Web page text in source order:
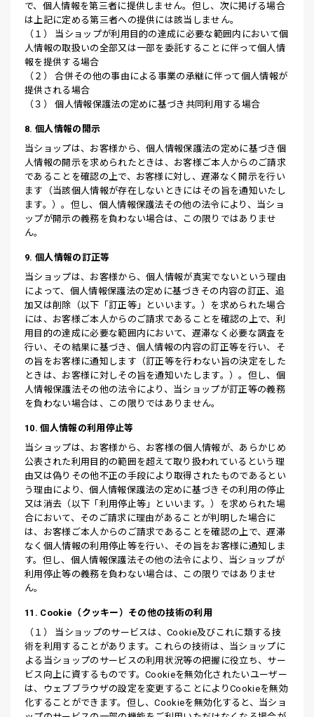
で、個人情報を第三者に提供しません。但し、次に掲げる場合
は上記に定める第三者への提供には該当しません。
（１） 当ショップが利用目的の達成に必要な範囲内において個
人情報の取扱いの全部又は一部を委託することに伴って個人情
報を提供する場合
（２） 合併その他の事由による事業の承継に伴って個人情報が
提供される場合
（３） 個人情報保護法の定めに基づき共同利用する場合
8. 個人情報の開示
当ショップは、お客様から、個人情報保護法の定めに基づき個
人情報の開示を求められたときは、お客様ご本人からのご請求
であることを確認の上で、お客様に対し、遅滞なく開示を行い
ます（当該個人情報が存在しないときにはその旨を通知いたし
ます。）。但し、個人情報保護法その他の法令により、当ショ
ップが開示の義務を負わない場合は、この限りではありませ
ん。
9. 個人情報の訂正等
当ショップは、お客様から、個人情報が真実でないという理由
によって、個人情報保護法の定めに基づきその内容の訂正、追
加又は削除（以下「訂正等」といいます。）を求められた場合
には、お客様ご本人からのご請求であることを確認の上で、利
用目的の達成に必要な範囲内において、遅滞なく必要な調査を
行い、その結果に基づき、個人情報の内容の訂正等を行い、そ
の旨をお客様に通知します（訂正等を行わない旨の決定をした
ときは、お客様に対しその旨を通知いたします。）。但し、個
人情報保護法その他の法令により、当ショップが訂正等の義務
を負わない場合は、この限りではありません。
10. 個人情報の利用停止等
当ショップは、お客様から、お客様の個人情報が、あらかじめ
公表された利用目的の範囲を超えて取り扱われているという理
由又は偽りその他不正の手段により取得されたものであるとい
う理由により、個人情報保護法の定めに基づきその利用の停止
又は消去（以下「利用停止等」といいます。）を求められた場
合において、そのご請求に理由があることが判明した場合に
は、お客様ご本人からのご請求であることを確認の上で、遅滞
なく個人情報の利用停止等を行い、その旨をお客様に通知しま
す。但し、個人情報保護法その他の法令により、当ショップが
利用停止等の義務を負わない場合は、この限りではありませ
ん。
11. Cookie（クッキー）その他の技術の利用
（１） 当ショップのサービスは、Cookie及びこれに類する技
術を利用することがあります。これらの技術は、当ショップに
よる当ショップのサービスの利用状況等の把握に役立ち、サー
ビス向上に資するものです。Cookieを無効化されたいユーザー
は、ウェブブラウザの設定を変更することによりCookieを無効
化することができます。但し、Cookieを無効化すると、当ショ